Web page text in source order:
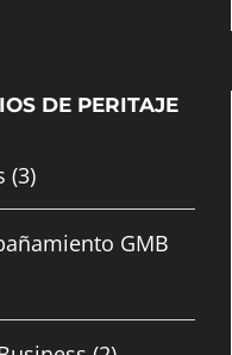
DE PERITAJE
(3)
GMB